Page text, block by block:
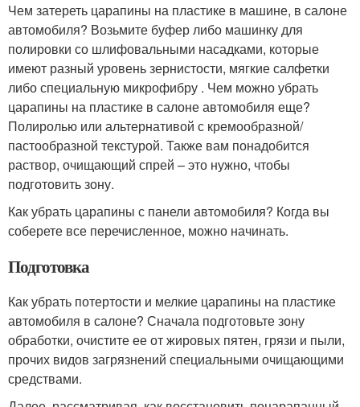
Чем затереть царапины на пластике в машине, в салоне
автомобиля? Возьмите буфер либо машинку для
полировки со шлифовальными насадками, которые
имеют разный уровень зернистости, мягкие салфетки
либо специальную микрофибру . Чем можно убрать
царапины на пластике в салоне автомобиля еще?
Полиролью или альтернативой с кремообразной/
пастообразной текстурой. Также вам понадобится
раствор, очищающий спрей – это нужно, чтобы
подготовить зону.
Как убрать царапины с панели автомобиля? Когда вы
соберете все перечисленное, можно начинать.
Подготовка
Как убрать потертости и мелкие царапины на пластике
автомобиля в салоне? Сначала подготовьте зону
обработки, очистите ее от жировых пятен, грязи и пыли,
прочих видов загрязнений специальными очищающими
средствами.